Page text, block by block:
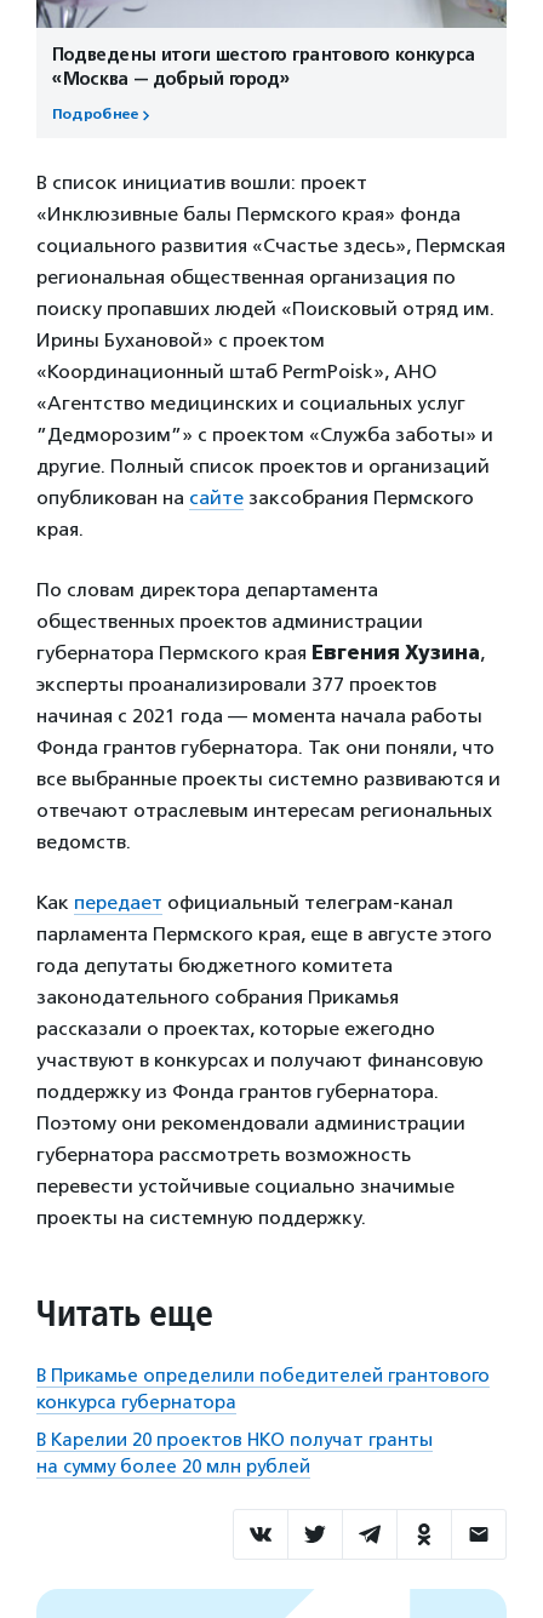
Подведены итоги шестого грантового конкурса
«Москва — добрый город»
Подробнее
В список инициатив вошли: проект
«Инклюзивные балы Пермского края» фонда
социального развития «Счастье здесь», Пермская
региональная общественная организация по
поиску пропавших людей «Поисковый отряд им.
Ирины Бухановой» с проектом
«Координационный штаб PermPoisk», АНО
«Агентство медицинских и социальных услуг
”Дедморозим”» с проектом «Служба заботы» и
другие. Полный список проектов и организаций
опубликован на сайте заксобрания Пермского
края.
По словам директора департамента
общественных проектов администрации
губернатора Пермского края Евгения Хузина,
эксперты проанализировали 377 проектов
начиная с 2021 года — момента начала работы
Фонда грантов губернатора. Так они поняли, что
все выбранные проекты системно развиваются и
отвечают отраслевым интересам региональных
ведомств.
Как передает официальный телеграм-канал
парламента Пермского края, еще в августе этого
года депутаты бюджетного комитета
законодательного собрания Прикамья
рассказали о проектах, которые ежегодно
участвуют в конкурсах и получают финансовую
поддержку из Фонда грантов губернатора.
Поэтому они рекомендовали администрации
губернатора рассмотреть возможность
перевести устойчивые социально значимые
проекты на системную поддержку.
Читать еще
В Прикамье определили победителей грантового
конкурса губернатора
В Карелии 20 проектов НКО получат гранты
на сумму более 20 млн рублей